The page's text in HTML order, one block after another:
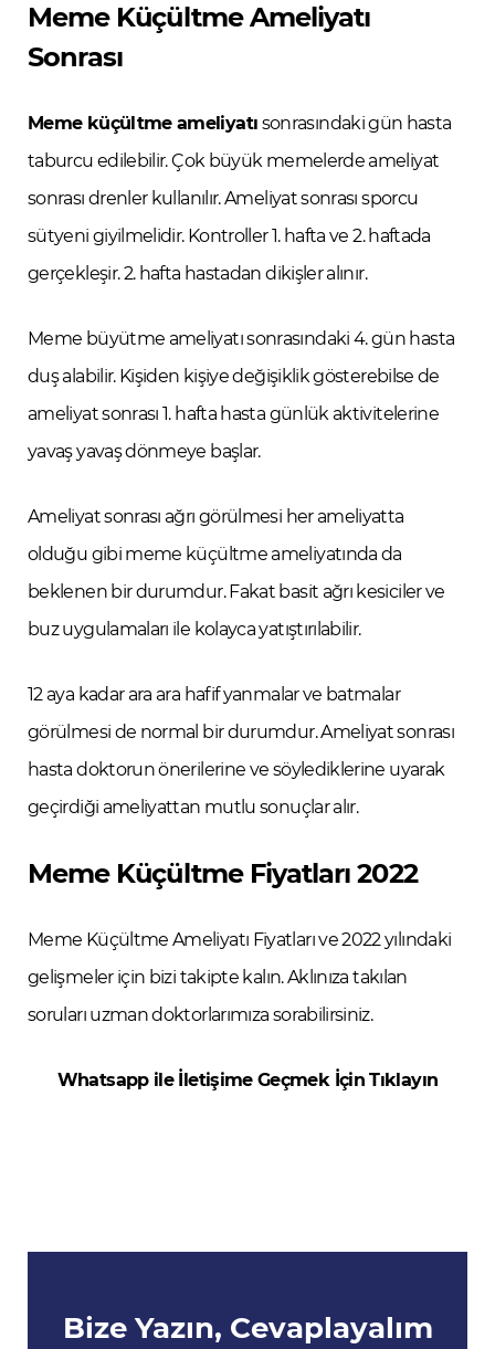
Meme Küçültme Ameliyatı
Sonrası
Meme küçültme ameliyatı sonrasındaki gün hasta
taburcu edilebilir. Çok büyük memelerde ameliyat
sonrası drenler kullanılır. Ameliyat sonrası sporcu
sütyeni giyilmelidir. Kontroller 1. hafta ve 2. haftada
gerçekleşir. 2. hafta hastadan dikişler alınır.
Meme büyütme ameliyatı sonrasındaki 4. gün hasta
duş alabilir. Kişiden kişiye değişiklik gösterebilse de
ameliyat sonrası 1. hafta hasta günlük aktivitelerine
yavaş yavaş dönmeye başlar.
Ameliyat sonrası ağrı görülmesi her ameliyatta
olduğu gibi meme küçültme ameliyatında da
beklenen bir durumdur. Fakat basit ağrı kesiciler ve
buz uygulamaları ile kolayca yatıştırılabilir.
12 aya kadar ara ara hafif yanmalar ve batmalar
görülmesi de normal bir durumdur. Ameliyat sonrası
hasta doktorun önerilerine ve söylediklerine uyarak
geçirdiği ameliyattan mutlu sonuçlar alır.
Meme Küçültme Fiyatları 2022
Meme Küçültme Ameliyatı Fiyatları ve 2022 yılındaki
gelişmeler için bizi takipte kalın. Aklınıza takılan
soruları uzman doktorlarımıza sorabilirsiniz.
Whatsapp ile İletişime Geçmek İçin Tıklayın
Bize Yazın, Cevaplayalım